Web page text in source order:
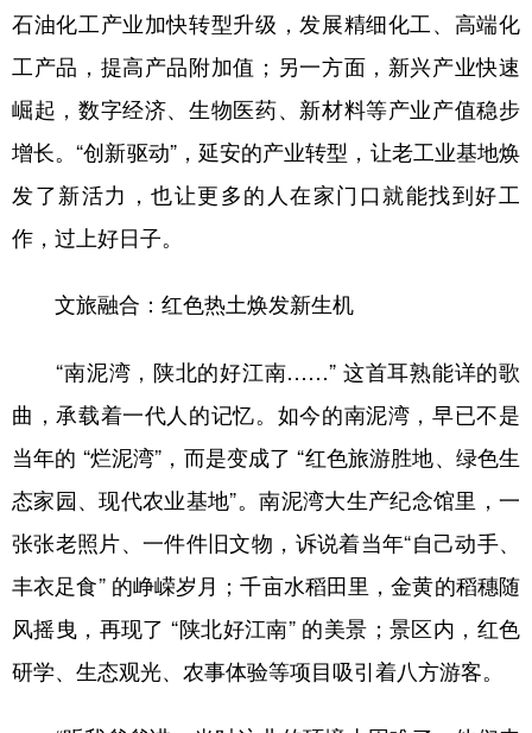
石油化工产业加快转型升级，发展精细化工、高端化
工产品，提高产品附加值；另一方面，新兴产业快速
崛起，数字经济、生物医药、新材料等产业产值稳步
增长。“创新驱动”，延安的产业转型，让老工业基地焕
发了新活力，也让更多的人在家门口就能找到好工
作，过上好日子。
文旅融合：红色热土焕发新生机
“南泥湾，陕北的好江南……” 这首耳熟能详的歌
曲，承载着一代人的记忆。如今的南泥湾，早已不是
当年的 “烂泥湾”，而是变成了 “红色旅游胜地、绿色生
态家园、现代农业基地”。南泥湾大生产纪念馆里，一
张张老照片、一件件旧文物，诉说着当年“自己动手、
丰衣足食” 的峥嵘岁月；千亩水稻田里，金黄的稻穗随
风摇曳，再现了 “陕北好江南” 的美景；景区内，红色
研学、生态观光、农事体验等项目吸引着八方游客。